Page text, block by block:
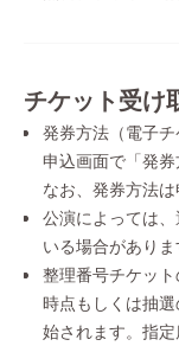
チケット受け
発券方法（電子
申込画面で「発
なお、発券方法
公演によっては
いる場合がありま
整理番号チケッ
時点もしくは抽
始されます。指